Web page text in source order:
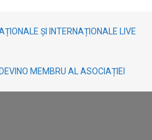
ȘI INTERNAȚIONALE LIVE
DEVINO MEMBRU AL ASOCIAȚIEI